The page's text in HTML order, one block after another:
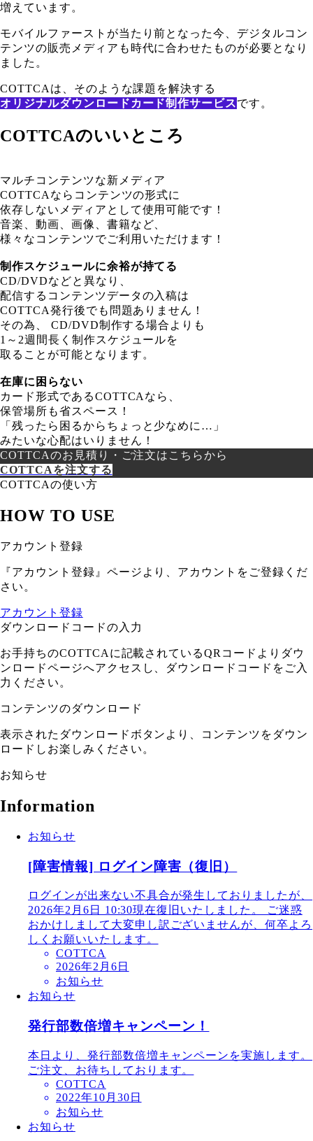
増えています。
モバイルファーストが当たり前となった今、デジタルコン
テンツの販売メディアも時代に合わせたものが必要となり
ました。
COTTCAは、そのような課題を解決する
オリジナルダウンロードカード制作サービスです。
COTTCAのいいところ
マルチコンテンツな新メディア
COTTCAならコンテンツの形式に
依存しないメディアとして使用可能です！
音楽、動画、画像、書籍など、
様々なコンテンツでご利用いただけます！
制作スケジュールに余裕が持てる
CD/DVDなどと異なり、
配信するコンテンツデータの入稿は
COTTCA発行後でも問題ありません！
その為、 CD/DVD制作する場合よりも
1～2週間長く制作スケジュールを
取ることが可能となります。
在庫に困らない
カード形式であるCOTTCAなら、
保管場所も省スペース！
「残ったら困るからちょっと少なめに…」
みたいな心配はいりません！
COTTCAのお見積り・ご注文はこちらから
COTTCAを注文する
COTTCAの使い方
HOW TO USE
アカウント登録
『アカウント登録』ページより、アカウントをご登録くだ
さい。
アカウント登録
ダウンロードコードの入力
お手持ちのCOTTCAに記載されているQRコードよりダウ
ンロードページへアクセスし、ダウンロードコードをご入
力ください。
コンテンツのダウンロード
表示されたダウンロードボタンより、コンテンツをダウン
ロードしお楽しみください。
お知らせ
Information
お知らせ
[障害情報] ログイン障害（復旧）
ログインが出来ない不具合が発生しておりましたが、
2026年2月6日 10:30現在復旧いたしました。 ご迷惑
おかけしまして大変申し訳ございませんが、何卒よろ
しくお願いいたします。
COTTCA
2026年2月6日
お知らせ
お知らせ
発行部数倍増キャンペーン！
本日より、発行部数倍増キャンペーンを実施します。
ご注文、お待ちしております。
COTTCA
2022年10月30日
お知らせ
お知らせ